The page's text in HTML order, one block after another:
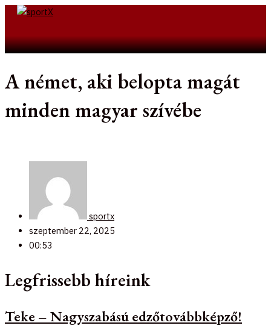
Skip
A német, aki belopta magát
minden magyar szívébe
sportx
szeptember 22, 2025
00:53
Legfrissebb híreink
Teke – Nagyszabású edzőtovábbképző!